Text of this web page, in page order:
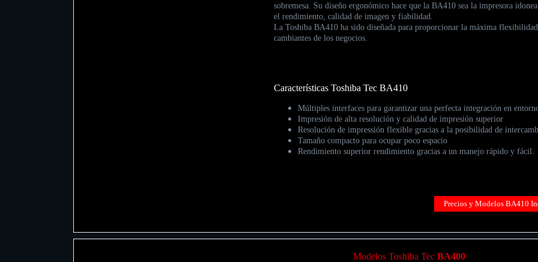
sobremesa. Su diseño ergonómico hace que la BA410 sea la impresora
el rendimiento, calidad de imagen y fiabilidad.
La Toshiba BA410 ha sido diseñada para proporcionar la máxima
cambiantes de los negocios.
Características Toshiba Tec BA410
Múltiples interfaces para garantizar una perfecta integración en
Impresión de alta resolución y calidad de impresión superior
Resolución de impressión flexible gracias a la posibilidad de
Tamaño compacto para ocupar poco espacio
Rendimiento superior rendimiento gracias a un manejo rápido y fácil.
Precios y Modelos BA410
Modelos Toshiba Tec BA400